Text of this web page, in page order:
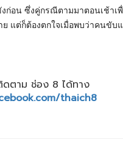
งก่อน ซึ่งคู่กรณีตามมาตอนเช้าเ
ย แต่ก็ต้องตกใจเมื่อพบว่าคนขับ
ดตาม ช่อง 8 ได้ทาง
thaich8